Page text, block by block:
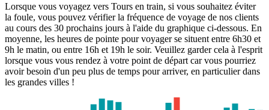
Lorsque vous voyagez vers Tours en train, si vous souhaitez éviter
la foule, vous pouvez vérifier la fréquence de voyage de nos clients
au cours des 30 prochains jours à l'aide du graphique ci-dessous. En
moyenne, les heures de pointe pour voyager se situent entre 6h30 et
9h le matin, ou entre 16h et 19h le soir. Veuillez garder cela à l'esprit
lorsque vous vous rendez à votre point de départ car vous pourriez
avoir besoin d'un peu plus de temps pour arriver, en particulier dans
les grandes villes !